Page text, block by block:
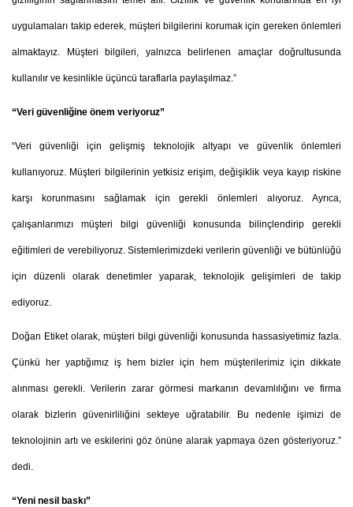
uygulamaları takip ederek, müşteri bilgilerini korumak için gereken önlemleri
almaktayız. Müşteri bilgileri, yalnızca belirlenen amaçlar doğrultusunda
kullanılır ve kesinlikle üçüncü taraflarla paylaşılmaz.”
“Veri güvenliğine önem veriyoruz”
“Veri güvenliği için gelişmiş teknolojik altyapı ve güvenlik önlemleri
kullanıyoruz. Müşteri bilgilerinin yetkisiz erişim, değişiklik veya kayıp riskine
karşı korunmasını sağlamak için gerekli önlemleri alıyoruz. Ayrıca,
çalışanlarımızı müşteri bilgi güvenliği konusunda bilinçlendirip gerekli
eğitimleri de verebiliyoruz. Sistemlerimizdeki verilerin güvenliği ve bütünlüğü
için düzenli olarak denetimler yaparak, teknolojik gelişimleri de takip
ediyoruz.
Doğan Etiket olarak, müşteri bilgi güvenliği konusunda hassasiyetimiz fazla.
Çünkü her yaptığımız iş hem bizler için hem müşterilerimiz için dikkate
alınması gerekli. Verilerin zarar görmesi markanın devamlılığını ve firma
olarak bizlerin güvenirliliğini sekteye uğratabilir. Bu nedenle işimizi de
teknolojinin artı ve eskilerini göz önüne alarak yapmaya özen gösteriyoruz.”
dedi.
“Yeni nesil baskı”